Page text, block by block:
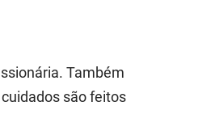
Também
são feitos